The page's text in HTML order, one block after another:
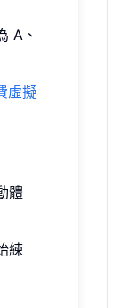
A、
虛擬
體
練